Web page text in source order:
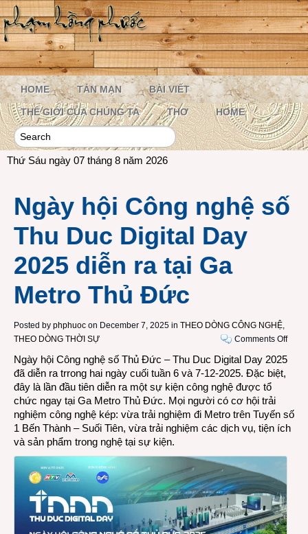
HOME TẢN MẠN BÀI VIẾT
THẾ GIỚI CỦA CHÚNG TA THƠ HOME
Thứ Sáu ngày 07 tháng 8 năm 2026
Ngày hội Công nghệ số
Thu Duc Digital Day
2025 diễn ra tại Ga
Metro Thủ Đức
Posted by phphuoc on December 7, 2025 in THEO DÒNG CÔNG NGHỆ,
THEO DÒNG THỜI SỰ
Comments Offon
Thu
Duc
Ngày hội Công nghệ số Thủ Đức – Thu Duc Digital Day 2025
đã diễn ra trrong hai ngày cuối tuần 6 và 7-12-2025. Đặc biệt,
đây là lần đầu tiên diễn ra một sự kiện công nghệ được tổ
chức ngay tại Ga Metro Thủ Đức. Mọi người có cơ hội trải
nghiệm công nghệ kép: vừa trải nghiệm đi Metro trên Tuyến số
1 Bến Thành – Suối Tiên, vừa trải nghiệm các dịch vụ, tiện ích
và sản phẩm trong nghệ tại sự kiện.